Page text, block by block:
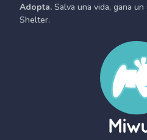
Adopta. Salva una vida, gana
Shelter.